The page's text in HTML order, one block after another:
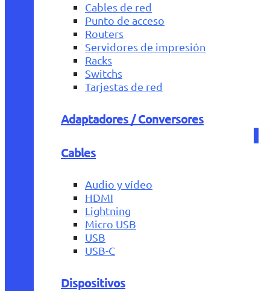
Cables de red
Punto de acceso
Routers
Servidores de impresión
Racks
Switchs
Tarjestas de red
Adaptadores / Conversores
Cables
Audio y vídeo
HDMI
Lightning
Micro USB
USB
USB-C
Dispositivos